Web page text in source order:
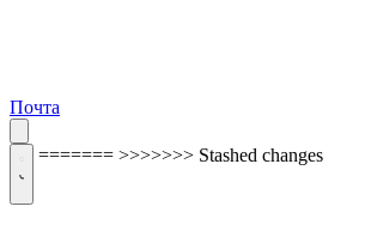
Почта
======= >>>>>>> Stashed changes